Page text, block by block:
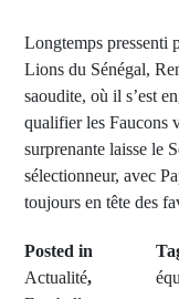
Longtemps pressenti
Lions du Sénégal,
saoudite, où il s’est
qualifier les Faucons
surprenante laisse le
sélectionneur, avec
toujours en tête des
Posted in
Actualité,